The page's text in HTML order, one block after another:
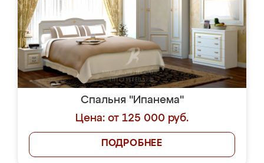
Спальня "Ипанема"
Цена: от 125 000 руб.
ПОДРОБНЕЕ